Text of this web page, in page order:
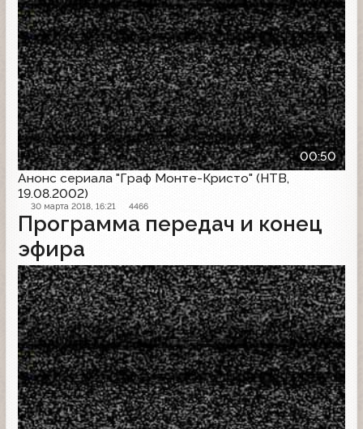
00:50
Анонс сериала "Граф Монте-Кристо" (НТВ,
19.08.2002)
30 марта 2018, 16:21 4466
Программа передач и конец
эфира
Конец эфира